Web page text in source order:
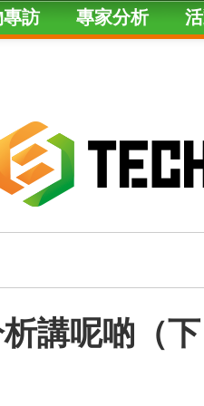
訪 專家分析
講呢啲（下